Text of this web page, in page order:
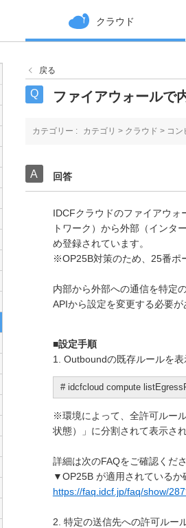
クラウド
戻る
ファイアウォールで
カテゴリー : カテゴリ > クラウド > コン
回答
IDCFクラウドのファイアウォ
トワーク）から外部（インタ
め登録されています。
※OP25B対策のため、25番ポ
内部から外部への通信を特定
APIから設定を変更する必要が
■設定手順
1. Outboundの既存ルールを表
# idcfcloud compute
※環境によって、全許可ルー
状態）」に分割されて表示さ
詳細は次のFAQをご確認くださ
▼OP25B が適用されているか
https://faq.idcf.jp/faq/show/
2. 特定の送信先への許可ルー